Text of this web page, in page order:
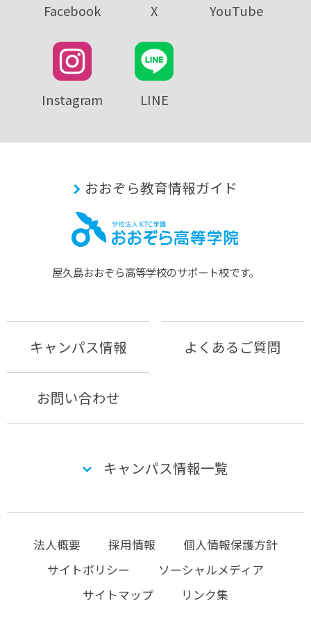
Facebook X YouTube
Instagram LINE
おおぞら教育情報ガイド
屋久島おおぞら⾼等学校のサポート校です。
キャンパス情報 よくあるご質問
お問い合わせ
キャンパス情報一覧
法人概要 採用情報
個人情報保護方針
サイトポリシー
ソーシャルメディア
サイトマップ
リンク集